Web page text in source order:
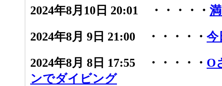
2024年8月10日 20:01 ・・・・・
2024年8月 9日 21:00 ・・・・・ 今
2024年8月 8日 17:55 ・・・・・ O
ンでダイビング